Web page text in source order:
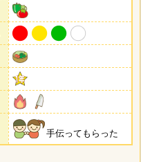
手伝ってもらった